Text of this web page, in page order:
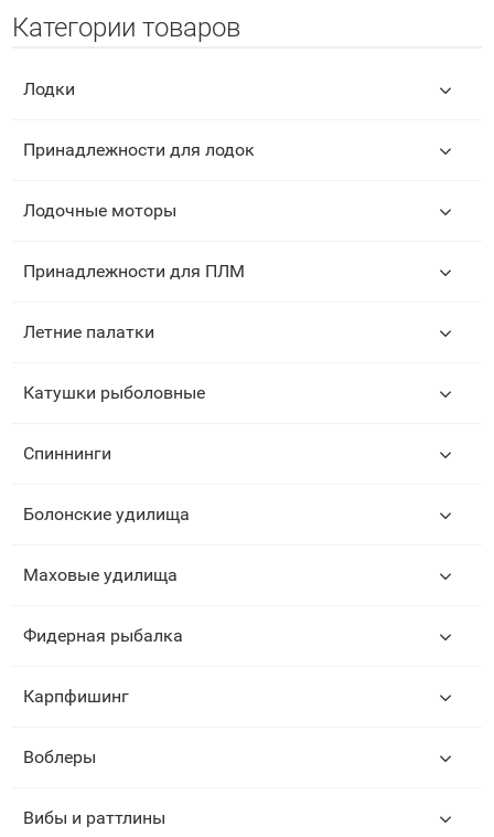
Категории товаров
Лодки
Принадлежности для лодок
Лодочные моторы
Принадлежности для ПЛМ
Летние палатки
Катушки рыболовные
Спиннинги
Болонские удилища
Маховые удилища
Фидерная рыбалка
Карпфишинг
Воблеры
Вибы и раттлины